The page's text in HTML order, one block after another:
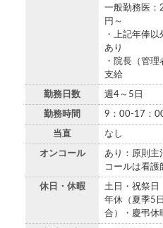
一般勤務医
円～
・上記年俸
あり
・院長（管
支給
勤務日数 週4～5日
勤務時間 9：00-17：
当直 なし
オンコール
あり：原則主
コールは看護
休日・休暇
土日・祝祭日
年休（夏季5
合）・慶弔休